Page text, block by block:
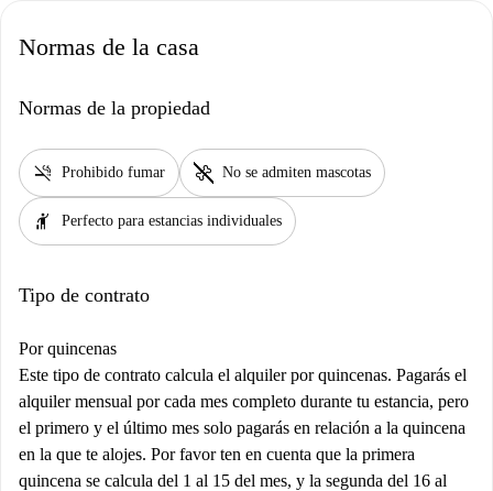
Normas de la casa
Normas de la propiedad
smoke_free Prohibido fumar pet_supplies No se admiten mascotas
hail Perfecto para estancias individuales
Tipo de contrato
Por quincenas
Este tipo de contrato calcula el alquiler por quincenas. Pagarás el
alquiler mensual por cada mes completo durante tu estancia, pero
el primero y el último mes solo pagarás en relación a la quincena
en la que te alojes. Por favor ten en cuenta que la primera
quincena se calcula del 1 al 15 del mes, y la segunda del 16 al